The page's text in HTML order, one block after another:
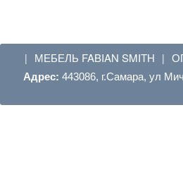
| МЕБЕЛЬ FABIAN SMITH |
Адрес: 443086, г.Самара, ул